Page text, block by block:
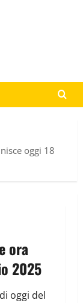
oggi 18
ora
2025
oggi del